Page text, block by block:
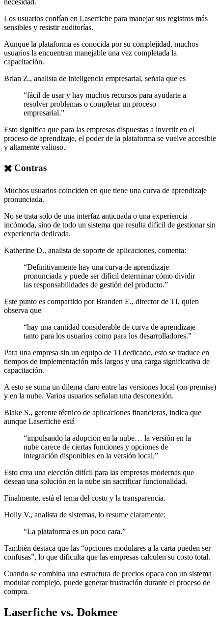
necesidad.
Los usuarios confían en Laserfiche para manejar sus registros más
sensibles y resistir auditorías.
Aunque la plataforma es conocida por su complejidad, muchos
usuarios la encuentran manejable una vez completada la
capacitación.
Brian Z., analista de inteligencia empresarial, señala que es
“fácil de usar y hay muchos recursos para ayudarte a
resolver problemas o completar un proceso
empresarial.”
Esto significa que para las empresas dispuestas a invertir en el
proceso de aprendizaje, el poder de la plataforma se vuelve accesible
y altamente valioso.
✖️ Contras
Muchos usuarios coinciden en que tiene una curva de aprendizaje
pronunciada.
No se trata solo de una interfaz anticuada o una experiencia
incómoda, sino de todo un sistema que resulta difícil de gestionar sin
experiencia dedicada.
Katherine D., analista de soporte de aplicaciones, comenta:
“Definitivamente hay una curva de aprendizaje
pronunciada y puede ser difícil determinar cómo dividir
las responsabilidades de gestión del producto.”
Este punto es compartido por Branden E., director de TI, quien
observa que
“hay una cantidad considerable de curva de aprendizaje
tanto para los usuarios como para los desarrolladores.”
Para una empresa sin un equipo de TI dedicado, esto se traduce en
tiempos de implementación más largos y una carga significativa de
capacitación.
A esto se suma un dilema claro entre las versiones local (on-premise)
y en la nube. Varios usuarios señalan una desconexión.
Blake S., gerente técnico de aplicaciones financieras, indica que
aunque Laserfiche está
“impulsando la adopción en la nube… la versión en la
nube carece de ciertas funciones y opciones de
integración disponibles en la versión local.”
Esto crea una elección difícil para las empresas modernas que
desean una solución en la nube sin sacrificar funcionalidad.
Finalmente, está el tema del costo y la transparencia.
Holly V., analista de sistemas, lo resume claramente:
“La plataforma es un poco cara.”
También destaca que las “opciones modulares a la carta pueden ser
confusas”, lo que dificulta que las empresas calculen su costo total.
Cuando se combina una estructura de precios opaca con un sistema
modular complejo, puede generar frustración durante el proceso de
compra.
Laserfiche vs. Dokmee